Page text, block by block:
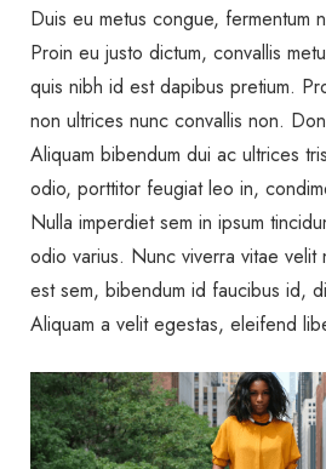
Duis eu metus congue, fermentum
Proin eu justo dictum, convallis
quis nibh id est dapibus pretium.
non ultrices nunc convallis non.
Aliquam bibendum dui ac ultrices
odio, porttitor feugiat leo in,
Nulla imperdiet sem in ipsum
odio varius. Nunc viverra vitae velit
est sem, bibendum id faucibus id,
Aliquam a velit egestas, eleifend